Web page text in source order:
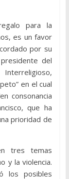
para la
es un favor
por su
del
en el cual
consonancia
que ha
prioridad de
tres temas
y la violencia.
los posibles